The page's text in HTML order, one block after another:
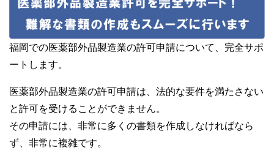
福岡での医薬部外品製造業の許可申請について、完全サポ
ートします。
医薬部外品製造業の許可申請は、法的な要件を満たさない
と許可を受けることができません。
その申請には、非常に多くの書類を作成しなければなら
ず、非常に複雑です。